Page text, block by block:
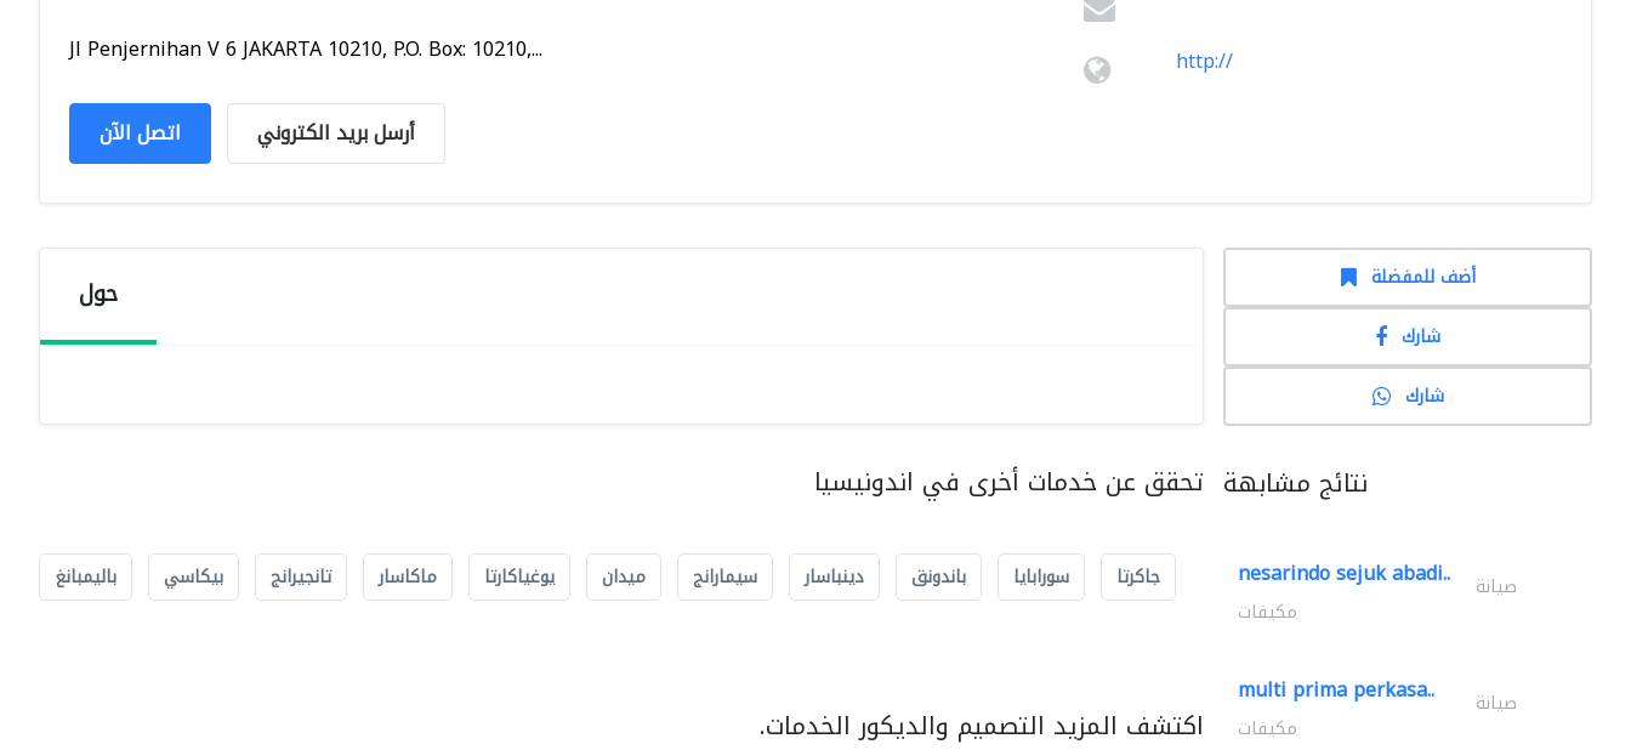
Jl Penjernihan V 6 JAKARTA 10210, P.O. Box: 10210,...
اتصل الآن أرسل بريد الكتروني
http://
حول
تحقق عن خدمات أخرى في اندونيسيا
جاكرتا سورابايا باندونق دينباسار سيمارانج ميدان يوغياكارتا ماكاسار تانجيرانج بيكاسي باليمبانغ
اكتشف المزيد التصميم والديكور الخدمات.
أضف للمفضلة
شارك
شارك
نتائج مشابهة
nesarindo sejuk abadi.. صيانة
مكيفات
multi prima perkasa.. صيانة
مكيفات